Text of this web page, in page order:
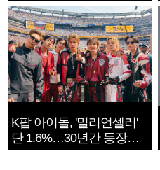
K팝 아이돌, '밀리언셀러'
단 1.6%…30년간 등장
1182개팀 전수조사